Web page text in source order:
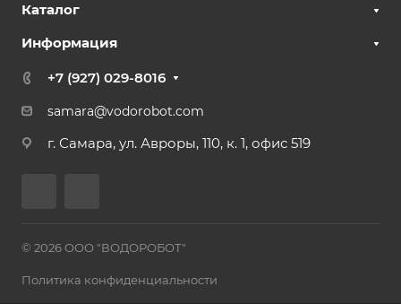
Каталог
Информация
+7 (927) 029-8016
samara@vodorobot.com
г. Самара, ул. Авроры, 110, к. 1, офис 519
© 2026 ООО "ВОДОРОБОТ"
Политика конфиденциальности